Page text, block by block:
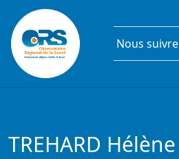
Aller au contenu principal
Nous suivre
TREHARD Hélène